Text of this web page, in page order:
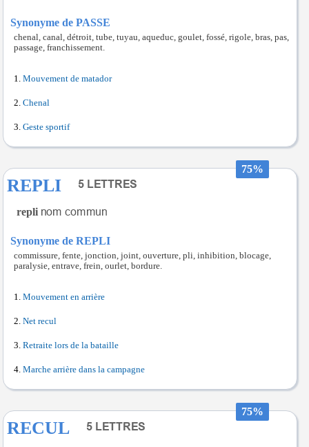
Synonyme de PASSE
chenal, canal, détroit, tube, tuyau, aqueduc, goulet, fossé, rigole, bras, pas,
passage, franchissement.
Mouvement de matador
Chenal
Geste sportif
75%
REPLI
repli
Synonyme de REPLI
commissure, fente, jonction, joint, ouverture, pli, inhibition, blocage,
paralysie, entrave, frein, ourlet, bordure.
Mouvement en arrière
Net recul
Retraite lors de la bataille
Marche arrière dans la campagne
75%
RECUL